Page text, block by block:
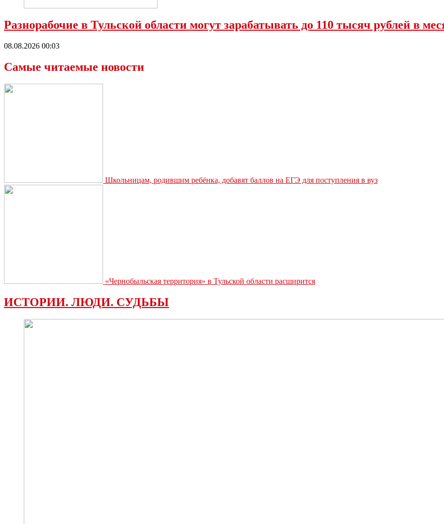
Разнорабочие в Тульской области могут зарабатывать до 110 тысяч рублей в
08.08.2026 00:03
Самые читаемые новости
Школьницам, родившим ребёнка, добавят баллов на ЕГЭ для поступления в вуз
«Чернобыльская территория» в Тульской области расширится
ИСТОРИИ. ЛЮДИ. СУДЬБЫ